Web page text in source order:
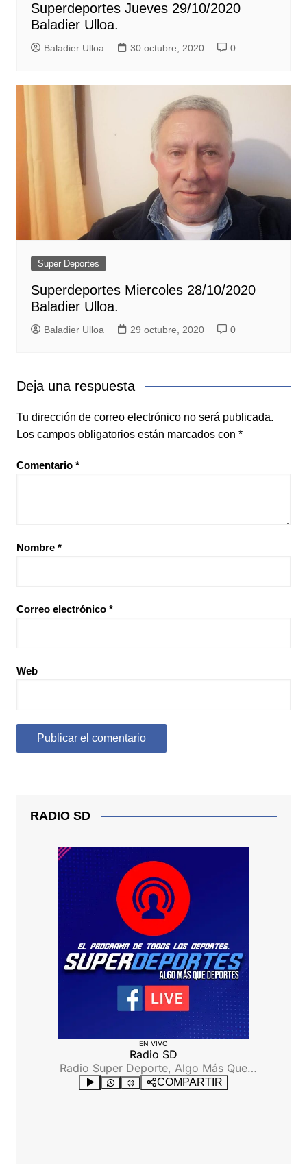
Superdeportes Jueves 29/10/2020
Baladier Ulloa.
Baladier Ulloa 30 octubre, 2020 0
Super Deportes
Superdeportes Miercoles 28/10/2020
Baladier Ulloa.
Baladier Ulloa 29 octubre, 2020 0
Deja una respuesta
Tu dirección de correo electrónico no será publicada.
Los campos obligatorios están marcados con *
Comentario *
Nombre *
Correo electrónico *
Web
RADIO SD